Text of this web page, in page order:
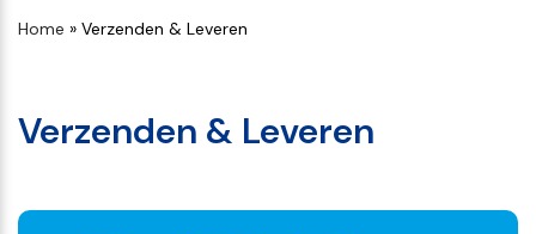
Home » Verzenden & Leveren
Verzenden & Leveren